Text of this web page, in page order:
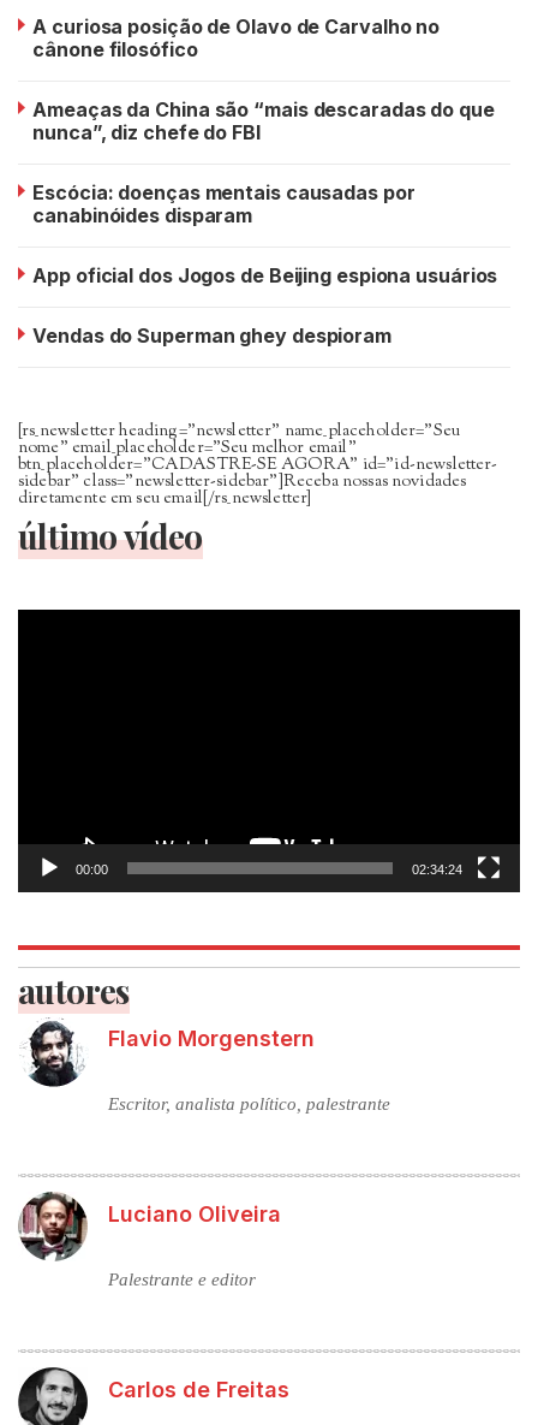
A curiosa posição de Olavo de Carvalho no
cânone filosófico
Ameaças da China são “mais descaradas do que
nunca”, diz chefe do FBI
Escócia: doenças mentais causadas por
canabinóides disparam
App oficial dos Jogos de Beijing espiona usuários
Vendas do Superman ghey despioram
[rs_newsletter heading=”newsletter” name_placeholder=”Seu
nome” email_placeholder=”Seu melhor email”
btn_placeholder=”CADASTRE-SE AGORA” id=”id-newsletter-
sidebar” class=”newsletter-sidebar”]Receba nossas novidades
diretamente em seu email[/rs_newsletter]
último vídeo
Tocador
00:00 02:34:24
autores
Flavio Morgenstern
Escritor, analista político, palestrante
Luciano Oliveira
Palestrante e editor
Carlos de Freitas